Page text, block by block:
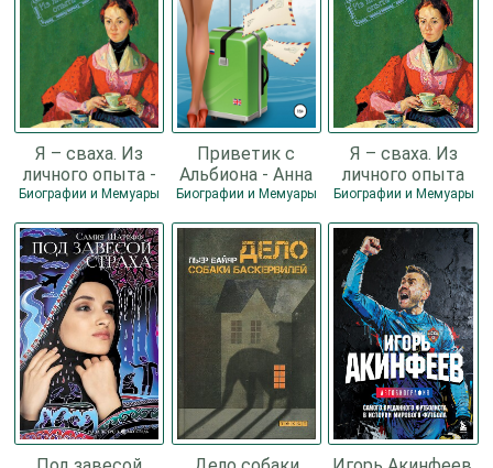
Я – сваха. Из
личного опыта -
Татьяна
Розина
Биографии и Мемуары
Приветик с
Альбиона - Анна
Томкинс
Биографии и Мемуары
Я – сваха. Из
личного опыта
(СИ) - Розина
Биографии и Мемуары